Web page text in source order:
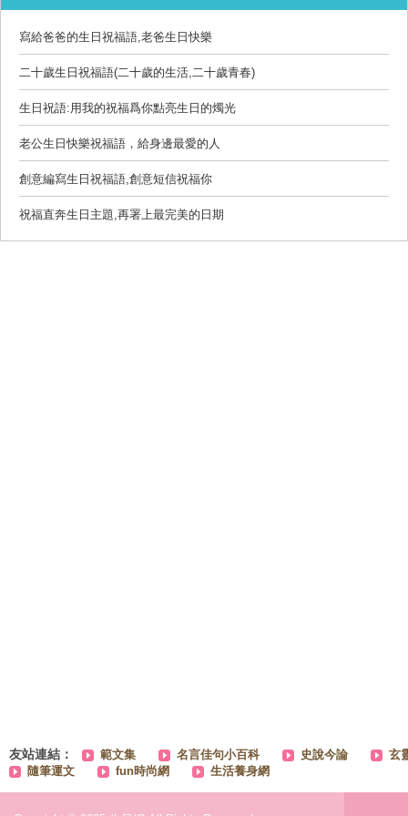
寫給爸爸的生日祝福語,老爸生日快樂
二十歲生日祝福語(二十歲的生活,二十歲青春)
生日祝語:用我的祝福爲你點亮生日的燭光
老公生日快樂祝福語，給身邊最愛的人
創意編寫生日祝福語,創意短信祝福你
祝福直奔生日主題,再署上最完美的日期
友站連結： 範文集 名言佳句小百科 史說今論
玄
隨筆運文
fun時尚網 生活養身網